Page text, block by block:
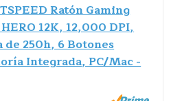
Ratón Gaming
12K, 12,000 DPI,
250h, 6 Botones
Integrada, PC/Mac -